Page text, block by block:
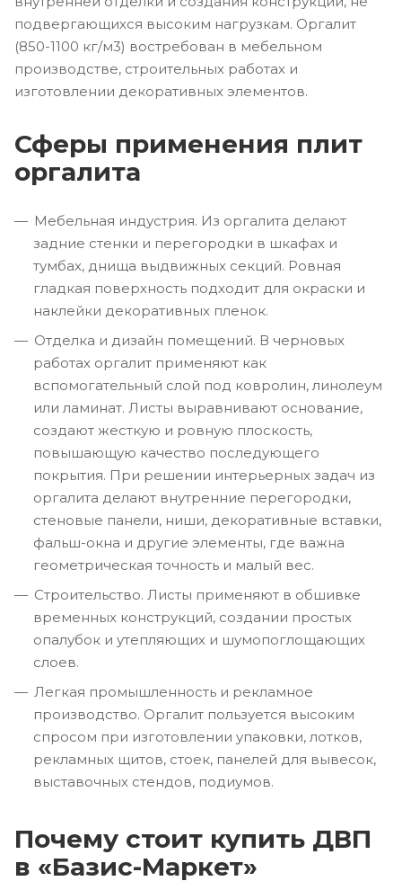
подвергающихся высоким нагрузкам. Оргалит
(850-1100 кг/м3) востребован в мебельном
производстве, строительных работах и
изготовлении декоративных элементов.
Сферы применения плит
оргалита
Мебельная индустрия. Из оргалита делают
задние стенки и перегородки в шкафах и
тумбах, днища выдвижных секций. Ровная
гладкая поверхность подходит для окраски и
наклейки декоративных пленок.
Отделка и дизайн помещений. В черновых
работах оргалит применяют как
вспомогательный слой под ковролин, линолеум
или ламинат. Листы выравнивают основание,
создают жесткую и ровную плоскость,
повышающую качество последующего
покрытия. При решении интерьерных задач из
оргалита делают внутренние перегородки,
стеновые панели, ниши, декоративные вставки,
фальш-окна и другие элементы, где важна
геометрическая точность и малый вес.
Строительство. Листы применяют в обшивке
временных конструкций, создании простых
опалубок и утепляющих и шумопоглощающих
слоев.
Легкая промышленность и рекламное
производство. Оргалит пользуется высоким
спросом при изготовлении упаковки, лотков,
рекламных щитов, стоек, панелей для вывесок,
выставочных стендов, подиумов.
Почему стоит купить ДВП
в «Базис-Маркет»